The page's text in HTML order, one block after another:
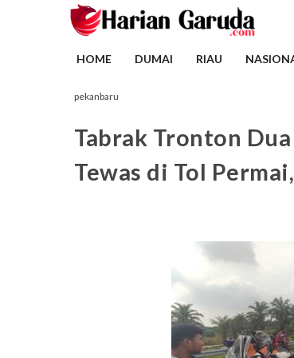
HOME DUMAI RIAU
pekanbaru
Tabrak Tronton
Tewas di Tol